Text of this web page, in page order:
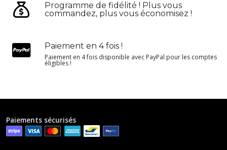
Programme de fidélité ! Plus vous
commandez, plus vous économisez !
Paiement en 4 fois !
Paiement en 4 fois disponible avec PayPal pour les comptes
éligibles !
Paiements sécurisés